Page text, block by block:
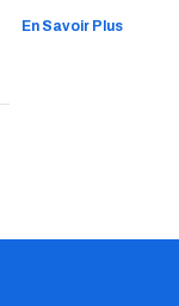
En Savoir Plus